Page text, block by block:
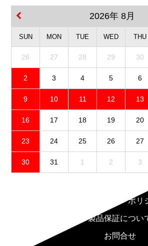
2026年 8月
SUN MON TUE WED THU
26 27 28 29 30
2 3 4 5 6
9 10 11 12 13
16 17 18 19 20
23 24 25 26 27
30 31 1 2 3
プライバシーポリ
製品保証につい
お問合せ